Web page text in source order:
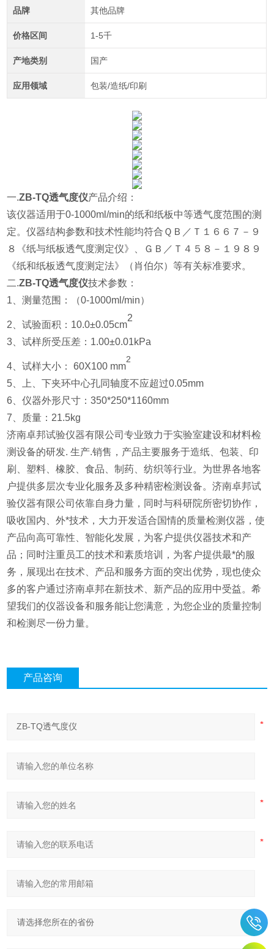
品牌 其他品牌
价格区间 1-5千
产地类别 国产
应用领域 包装/造纸/印刷
一.ZB-TQ透气度仪产品介绍：
该仪器适用于0-1000ml/min的纸和纸板中等透气度范围的测
定。仪器结构参数和技术性能均符合ＱＢ／Ｔ１６６７－９
８《纸与纸板透气度测定仪》、ＧＢ／Ｔ４５８－１９８９
《纸和纸板透气度测定法》（肖伯尔）等有关标准要求。
二.ZB-TQ透气度仪技术参数：
1、测量范围：（0-1000ml/min）
2、试验面积：10.0±0.05cm
2
3、试样所受压差：1.00±0.01kPa
4、试样大小： 60X100 mm
2
5、上、下夹环中心孔同轴度不应超过0.05mm
6、仪器外形尺寸：350*250*1160mm
7、质量：21.5kg
济南卓邦试验仪器有限公司专业致力于实验室建设和材料检
测设备的研发. 生产.销售，产品主要服务于造纸、包装、印
刷、塑料、橡胶、食品、制药、纺织等行业。为世界各地客
户提供多层次专业化服务及多种精密检测设备。济南卓邦试
验仪器有限公司依靠自身力量，同时与科研院所密切协作，
吸收国内、外*技术，大力开发适合国情的质量检测仪器，使
产品向高可靠性、智能化发展，为客户提供仪器技术和产
品；同时注重员工的技术和素质培训，为客户提供最*的服
务，展现出在技术、产品和服务方面的突出优势，现也使众
多的客户通过济南卓邦在新技术、新产品的应用中受益。希
望我们的仪器设备和服务能让您满意，为您企业的质量控制
和检测尽一份力量。
产品咨询